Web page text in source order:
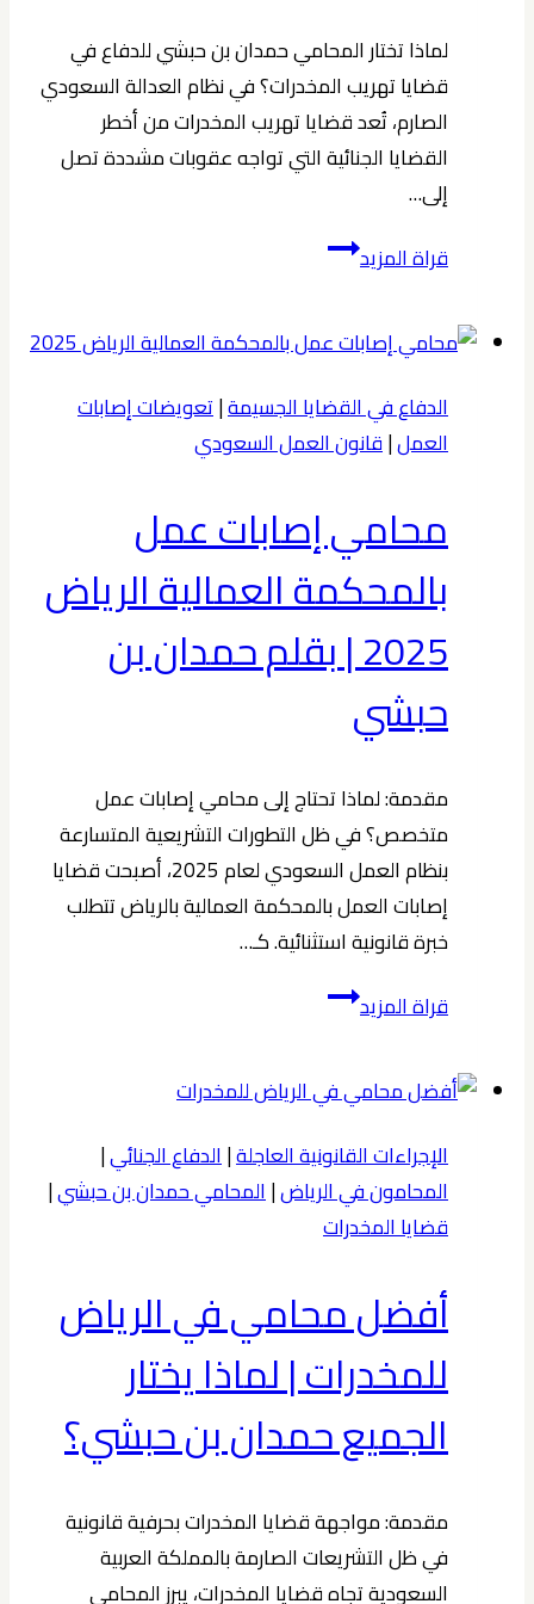
لماذا تختار المحامي حمدان بن حبشي للدفاع في
قضايا تهريب المخدرات؟ في نظام العدالة السعودي
الصارم، تُعد قضايا تهريب المخدرات من أخطر
القضايا الجنائية التي تواجه عقوبات مشددة تصل
إلى…
قراة المزيدأفضل
تهريب
مخدرات
في
الرياض
دفاع
قوي
ونتائج
مضمونة
│
خبير
الدفاع في القضايا الجسيمة|تعويضات إصابات
العمل|قانون العمل السعودي
محامي إصابات عمل
بالمحكمة العمالية الرياض
2025 | بقلم حمدان بن
حبشي
مقدمة: لماذا تحتاج إلى محامي إصابات عمل
متخصص؟ في ظل التطورات التشريعية المتسارعة
بنظام العمل السعودي لعام 2025، أصبحت قضايا
إصابات العمل بالمحكمة العمالية بالرياض تتطلب
خبرة قانونية استثنائية. كـ…
قراة المزيدمحامي
بالمحكمة
العمالية
الرياض
2025
|
حمدان
حبشي
الإجراءات القانونية العاجلة|الدفاع الجنائي|
المحامون في الرياض|المحامي حمدان بن حبشي|
قضايا المخدرات
أفضل محامي في الرياض
للمخدرات | لماذا يختار
الجميع حمدان بن حبشي؟
مقدمة: مواجهة قضايا المخدرات بحرفية قانونية
في ظل التشريعات الصارمة بالمملكة العربية
السعودية تجاه قضايا المخدرات، يبرز المحامي